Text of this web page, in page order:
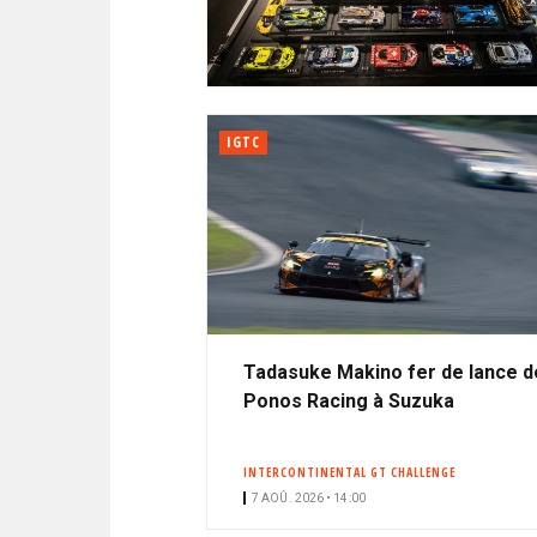
I
P
A
N
IGTC
Tadasuke Makino fer de lance
Ponos Racing à Suzuka
INTERCONTINENTAL GT CHALLENGE
7 AOÛ. 2026 • 14:00